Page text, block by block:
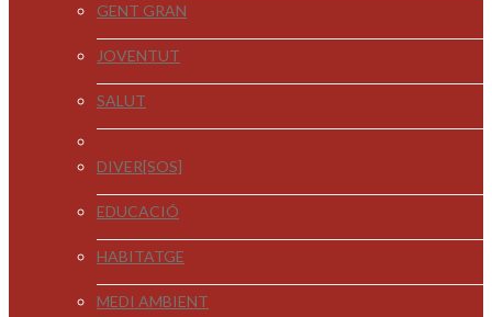
GENT GRAN
JOVENTUT
SALUT
DIVER[SOS]
EDUCACIÓ
HABITATGE
MEDI AMBIENT